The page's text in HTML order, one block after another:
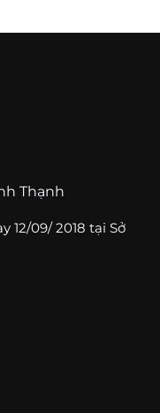
Thạnh
12/09/ 2018 tại Sở